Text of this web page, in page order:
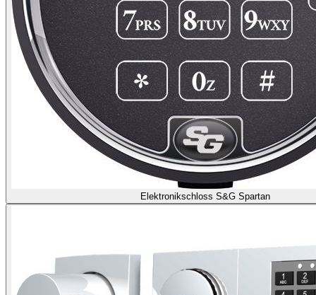
Elektronikschloss S&G Spartan